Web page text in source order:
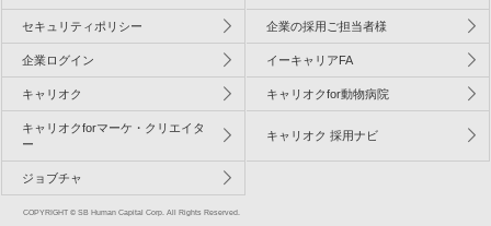
セキュリティポリシー 企業の採用ご担当者様
企業ログイン イーキャリアFA
キャリオク キャリオクfor動物病院
キャリオクforマーケ・クリエイタ
ー
キャリオク 採用ナビ
ジョブチャ
COPYRIGHT © SB Human Capital Corp. All Rights Reserved.